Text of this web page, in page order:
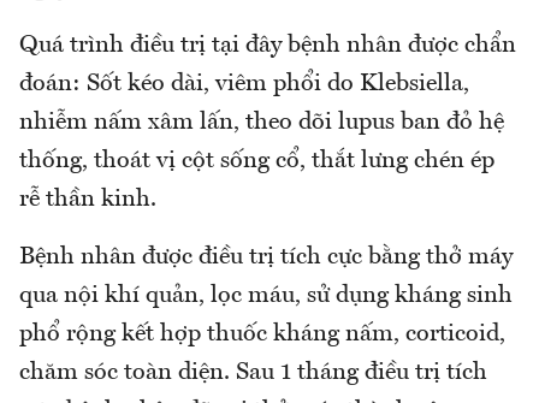
Quá trình điều trị tại đây bệnh nhân được chẩn
đoán: Sốt kéo dài, viêm phổi do Klebsiella,
nhiễm nấm xâm lấn, theo dõi lupus ban đỏ hệ
thống, thoát vị cột sống cổ, thắt lưng chén ép
rễ thần kinh.
Bệnh nhân được điều trị tích cực bằng thở máy
qua nội khí quản, lọc máu, sử dụng kháng sinh
phổ rộng kết hợp thuốc kháng nấm, corticoid,
chăm sóc toàn diện. Sau 1 tháng điều trị tích